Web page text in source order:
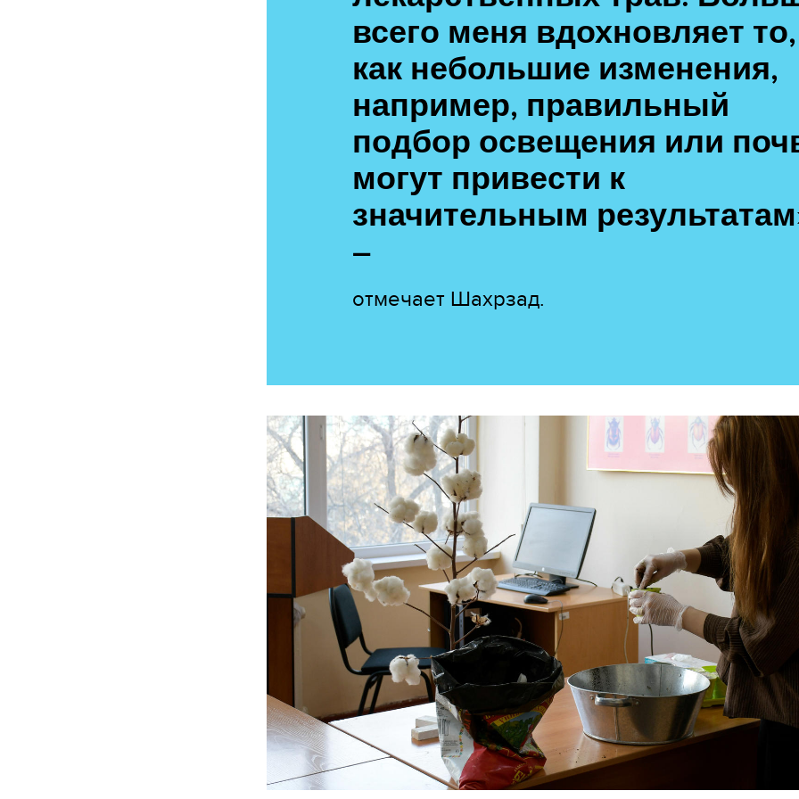
всего меня вдохновляет то,
как небольшие изменения,
например, правильный
подбор освещения или
могут привести к
значительным
–
отмечает Шахрзад.